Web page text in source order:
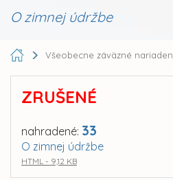
O zimnej údržbe
Všeobecne záväzné
ZRUŠENÉ
nahradené: 33
O zimnej údržbe
HTML - 9,12 KB